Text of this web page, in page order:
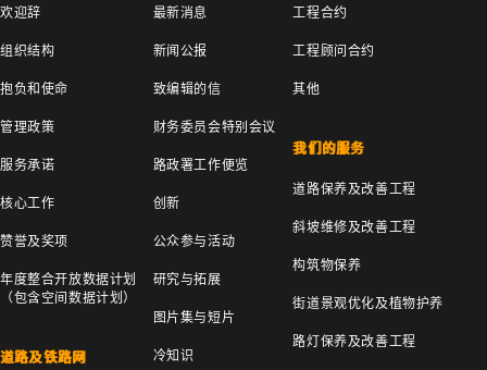
欢迎辞
组织结构
抱负和使命
管理政策
服务承诺
核心工作
赞誉及奖项
年度整合开放数据计划
（包含空间数据计划）
道路及铁路网
最新消息
新闻公报
致编辑的信
财务委员会特别会议
路政署工作便览
创新
公众参与活动
研究与拓展
图片集与短片
冷知识
工程合约
工程顾问合约
其他
我们的服务
道路保养及改善工程
斜坡维修及改善工程
构筑物保养
街道景观优化及植物护养
路灯保养及改善工程